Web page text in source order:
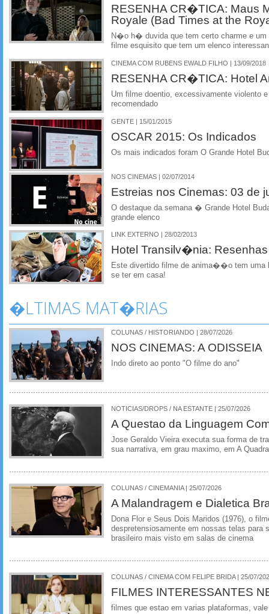
RESENHA CR�TICA: Maus
Royale (Bad Times at the
N�o h� duvida que tem certo charme e um
filme esquisito que tem um elenco
CINEMA COM RUBENS EWALD FILHO | 13/09/2018
RESENHA CR�TICA: Hotel
Um filme doentio, excessivamente violento
recomendado
GENTE | 15/01/2015
OSCAR 2015: Os Indicados
Os mais indicados foram O Grande Hotel
NOS CINEMAS | 02/07/2014
Estreias nos Cinemas: 03 de
O destaque da semana � Grande Hotel
grande elenco
LINK EXTERNO | 28/02/2013
Hotel Transilv�nia:
Este divertido filme de anima��o tem
se ter em casa!
�LTIMAS MAT�RIAS
COLUNAS / HISTORIANDO | 28/07/2026
NOS CINEMAS: A ODISSEIA
Indo direto ao ponto "O filme do ano"
NOTICIAS/DROPS / NA ESTANTE | 25/07/2026
A Questao da Linguagem
Jose Geraldo Vieira executa sua forma de
sua narrativa, em grau maximo, em A
COLUNAS / CINEMANIA | 25/07/2026
A Malandragem e Dialetica
Dona Flor e Seus Dois Maridos (1976), o
despretensiosamente em nossas telas para
brasileiro mais visto em salas de cinema
COLUNAS / CINEMA COM FELIPE BRIDA | 25/07/
FILMES INTERESSANTES
filmes que estao em varias plataformas,